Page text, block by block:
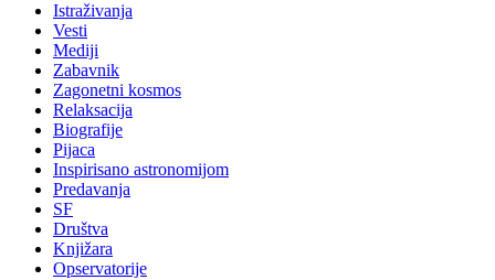
Istraživanja
Vesti
Mediji
Zabavnik
Zagonetni kosmos
Relaksacija
Biografije
Pijaca
Inspirisano astronomijom
Predavanja
SF
Društva
Knjižara
Opservatorije